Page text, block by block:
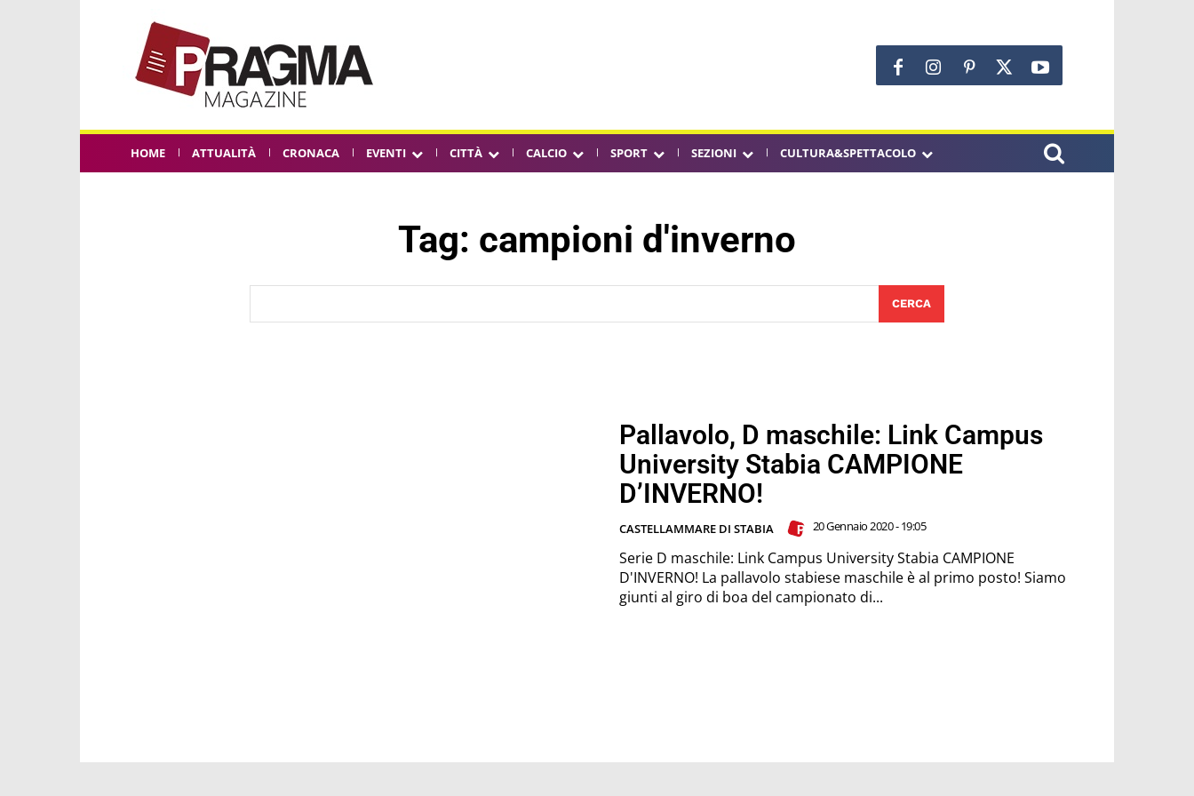
HOME ATTUALITÀ CRONACA EVENTI CITTÀ CALCIO SPORT SEZIONI CULTURA&SPETTACOLO
Tag: campioni d'inverno
CERCA
Pallavolo, D maschile: Link Campus
University Stabia CAMPIONE
D’INVERNO!
CASTELLAMMARE DI STABIA 20 Gennaio 2020 - 19:05
Serie D maschile: Link Campus University Stabia CAMPIONE
D'INVERNO! La pallavolo stabiese maschile è al primo posto! Siamo
giunti al giro di boa del campionato di...